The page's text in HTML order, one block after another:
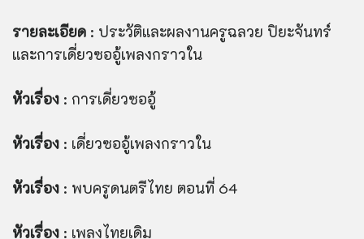
รายละเอียด : ประวัติและผลงานครูฉลวย ปิยะจันทร์
และการเดี่ยวซออู้เพลงกราวใน
หัวเรื่อง : การเดี่ยวซออู้
หัวเรื่อง : เดี่ยวซออู้เพลงกราวใน
หัวเรื่อง : พบครูดนตรีไทย ตอนที่ 64
หัวเรื่อง : เพลงไทยเดิม